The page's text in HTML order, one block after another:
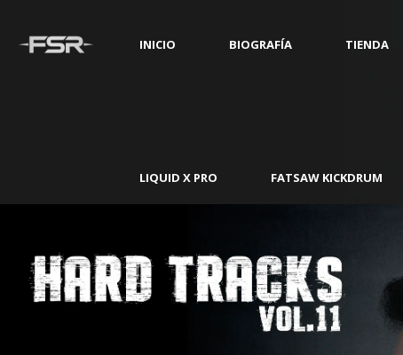
INICIO BIOGRAFÍA TIENDA
LIQUID X PRO FATSAW KICKDRUM